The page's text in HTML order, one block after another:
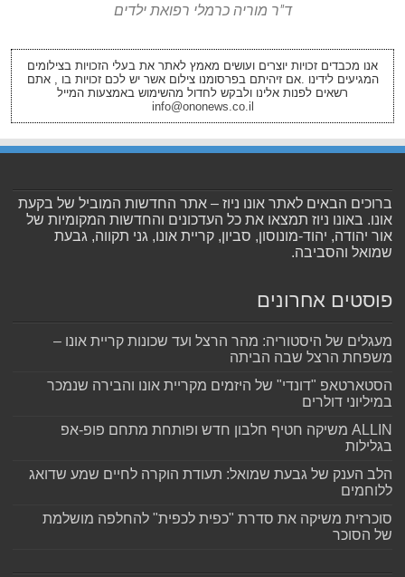
ד"ר מוריה כרמלי רפואת ילדים
אנו מכבדים זכויות יוצרים ועושים מאמץ לאתר את בעלי הזכויות בצילומים
המגיעים לידינו .אם זיהיתם בפרסומנו צילום אשר יש לכם זכויות בו , אתם
רשאים לפנות אלינו ולבקש לחדול מהשימוש באמצעות המייל
info@ononews.co.il
ברוכים הבאים לאתר אונו ניוז – אתר החדשות המוביל של בקעת
אונו. באונו ניוז תמצאו את כל העדכונים והחדשות המקומיות של
אור יהודה, יהוד-מונוסון, סביון, קריית אונו, גני תקווה, גבעת
שמואל והסביבה.
פוסטים אחרונים
מעגלים של היסטוריה: מהר הרצל ועד שכונות קריית אונו –
משפחת הרצל שבה הביתה
הסטארטאפ "דונדי" של היזמים מקריית אונו והבירה שנמכר
במיליוני דולרים
ALLIN משיקה חטיף חלבון חדש ופותחת מתחם פופ-אפ
בגלילות
הלב הענק של גבעת שמואל: תעודת הוקרה לחיים שמע שדואג
ללוחמים
סוכרזית משיקה את סדרת "כפית לכפית" להחלפה מושלמת
של הסוכר